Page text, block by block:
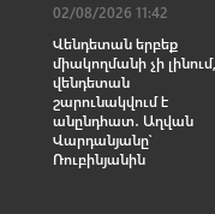
02/08/2026 11:42
Վենդետան երբեք
միակողմանի չի լինում,
վենդետան
շարունակվում է
անընդհատ․ Աղվան
Վարդանյանը՝
Ռուբինյանին